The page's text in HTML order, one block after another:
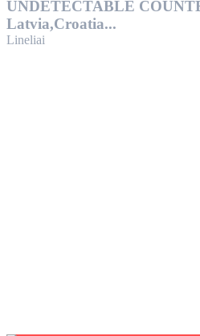
UNDETECTABLE
Latvia,Croatia...
Lineliai